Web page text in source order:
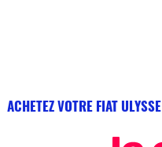
ACHETEZ VOTRE FIAT ULYSSE